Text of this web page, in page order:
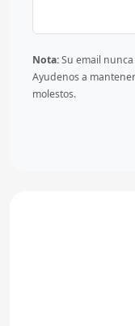
Nota:Su email
Ayudenos a
molestos.